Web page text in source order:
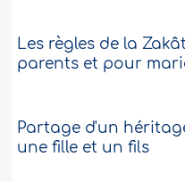
Les règles de la
parents et pour
Partage d'un
une fille et un fils